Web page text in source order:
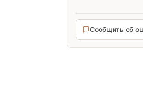
Сообщить об